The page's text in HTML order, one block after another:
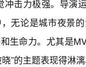
冲击力极强。导演
无论是城市夜景
生命力。尤其是
”的主题表现得淋